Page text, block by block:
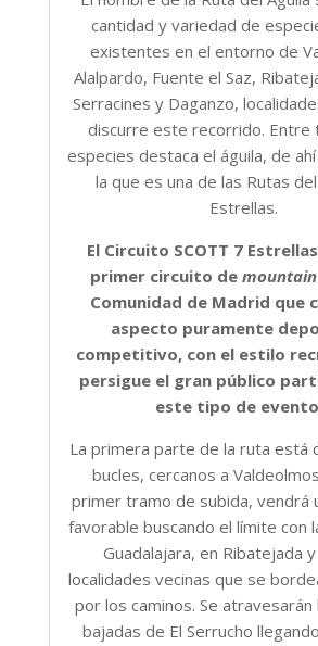
cantidad y variedad de
existentes en el entorno de
Alalpardo, Fuente el Saz,
Serracines y Daganzo,
discurre este recorrido. Entre
especies destaca el águila, de
la que es una de las Rutas
Estrellas.
El Circuito SCOTT 7
primer circuito de
Comunidad de Madrid que
aspecto puramente
competitivo, con el estilo
persigue el gran público
este tipo de
La primera parte de la ruta está
bucles, cercanos a
primer tramo de subida, vendrá
favorable buscando el límite con
Guadalajara, en Ribatejada y
localidades vecinas que se
por los caminos. Se atravesarán
bajadas de El Serrucho